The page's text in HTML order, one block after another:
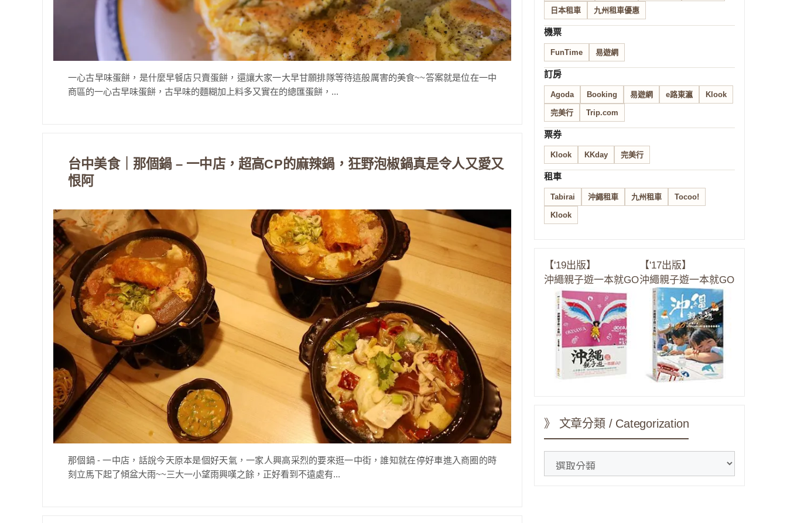
一心古早味蛋餅，是什麼早餐店只賣蛋餅，還讓大家一大早甘願排隊等待這般厲害的美食~~答案就是位在一中
商區的一心古早味蛋餅，古早味的麵糊加上料多又實在的總匯蛋餅，...
台中美食｜那個鍋 – 一中店，超高CP的麻辣鍋，狂野泡椒鍋真是令人又愛又
恨阿
那個鍋 - 一中店，話說今天原本是個好天氣，一家人興高采烈的要來逛一中街，誰知就在停好車進入商圈的時
刻立馬下起了傾盆大雨~~三大一小望雨興嘆之餘，正好看到不遠處有...
日本租車 九州租車優惠
機票
FunTime 易遊網
訂房
Agoda Booking 易遊網 e路東瀛 Klook
完美行 Trip.com
票券
Klook KKday 完美行
租車
Tabirai 沖繩租車 九州租車 Tocoo!
Klook
【'19出版】
沖繩親子遊一本就GO
【'17出版】
沖繩親子遊一本就GO
》 文章分類 / Categorization